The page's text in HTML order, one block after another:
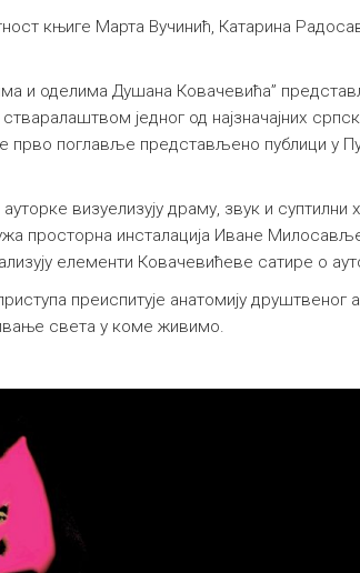
књиге Марта Вучинић, Катарина
и оделима Душана Ковачевића”
једног од најзначајних
прво поглавље представљено публици у
визуелизују драму, звук и
просторна инсталација Иване
елементи Ковачевићеве сатире о
преиспитује анатомију
света у коме живимо.